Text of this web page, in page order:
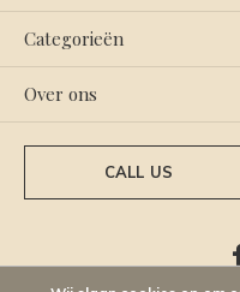
Categorieën
Over ons
CALL US